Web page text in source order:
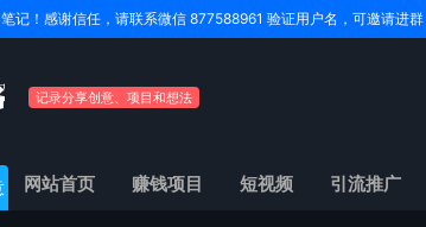
记！感谢信任，请联系微信 877588961 验证用户名，可邀请进群
记录分享创意、项目和想法
网站首页 赚钱项目 短视频 引流推广